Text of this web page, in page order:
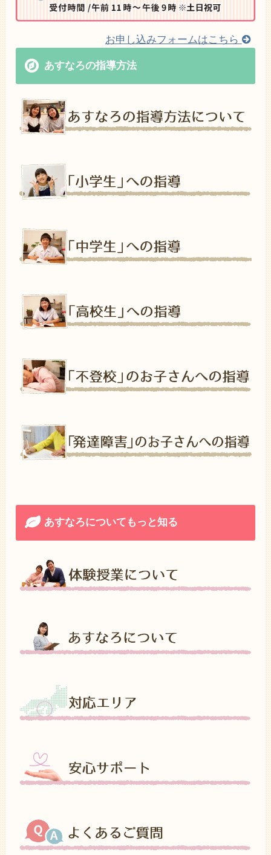
お申し込みフォームはこちら
あすなろの指導方法
あすなろについてもっと知る